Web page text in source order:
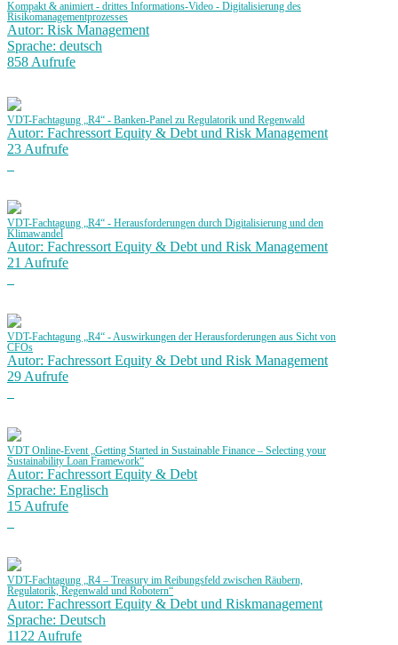
Kompakt & animiert - drittes Informations-Video - Digitalisierung des
Risikomanagementprozesses
Autor: Risk Management
Sprache: deutsch
858 Aufrufe
VDT-Fachtagung „R4“ - Banken-Panel zu Regulatorik und Regenwald
Autor: Fachressort Equity & Debt und Risk Management
23 Aufrufe
VDT-Fachtagung „R4“ - Herausforderungen durch Digitalisierung und den
Klimawandel
Autor: Fachressort Equity & Debt und Risk Management
21 Aufrufe
VDT-Fachtagung „R4“ - Auswirkungen der Herausforderungen aus Sicht von
CFOs
Autor: Fachressort Equity & Debt und Risk Management
29 Aufrufe
VDT Online-Event „Getting Started in Sustainable Finance – Selecting your
Sustainability Loan Framework“
Autor: Fachressort Equity & Debt
Sprache: Englisch
15 Aufrufe
VDT-Fachtagung „R4 – Treasury im Reibungsfeld zwischen Räubern,
Regulatorik, Regenwald und Robotern“
Autor: Fachressort Equity & Debt und Riskmanagement
Sprache: Deutsch
1122 Aufrufe